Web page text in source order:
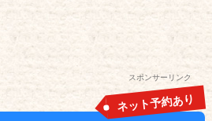
スポンサーリンク
ネット予約あり